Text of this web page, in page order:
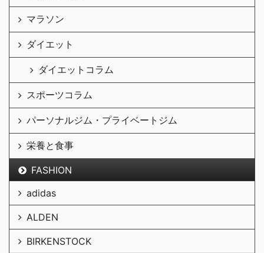
マラソン
ダイエット
ダイエットコラム
スポーツコラム
パーソナルジム・プライベートジム
栄養と食事
FASHION
adidas
ALDEN
BIRKENSTOCK